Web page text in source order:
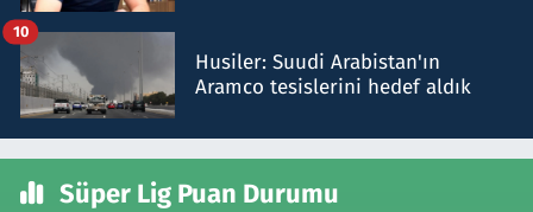
Husiler: Suudi Arabistan'ın
Aramco tesislerini hedef aldık
10
Süper Lig Puan Durumu